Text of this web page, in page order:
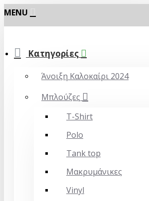
MENU
Κατηγορίες
Άνοιξη Καλοκαίρι 2024
Μπλούζες
T-Shirt
Polo
Tank top
Μακρυμάνικες
Vinyl